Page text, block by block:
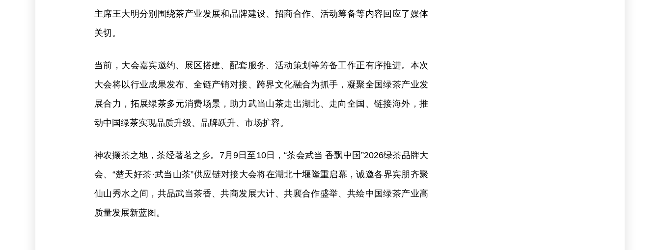
主席王大明分别围绕茶产业发展和品牌建设、招商合作、活动筹备等内容回应了媒体
关切。
当前，大会嘉宾邀约、展区搭建、配套服务、活动策划等筹备工作正有序推进。本次
大会将以行业成果发布、全链产销对接、跨界文化融合为抓手，凝聚全国绿茶产业发
展合力，拓展绿茶多元消费场景，助力武当山茶走出湖北、走向全国、链接海外，推
动中国绿茶实现品质升级、品牌跃升、市场扩容。
神农撷茶之地，茶经著茗之乡。7月9日至10日，“茶会武当 香飘中国”2026绿茶品牌大
会、“楚天好茶·武当山茶”供应链对接大会将在湖北十堰隆重启幕，诚邀各界宾朋齐聚
仙山秀水之间，共品武当茶香、共商发展大计、共襄合作盛举、共绘中国绿茶产业高
质量发展新蓝图。